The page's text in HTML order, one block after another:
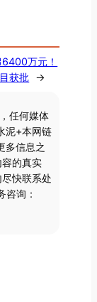
万元！
获批 →
任何媒体
泥+本网链
多信息之
的真实
快联系处
咨询：